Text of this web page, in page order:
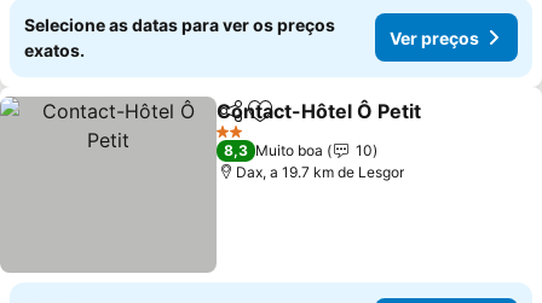
Selecione as datas para ver os preços
exatos.
Ver preços
PartilharAdicionar aos favoritos
Contact-Hôtel Ô Petit
2 Estrelas
8,3 Muito boa
10
Dax, a 19.7 km de Lesgor